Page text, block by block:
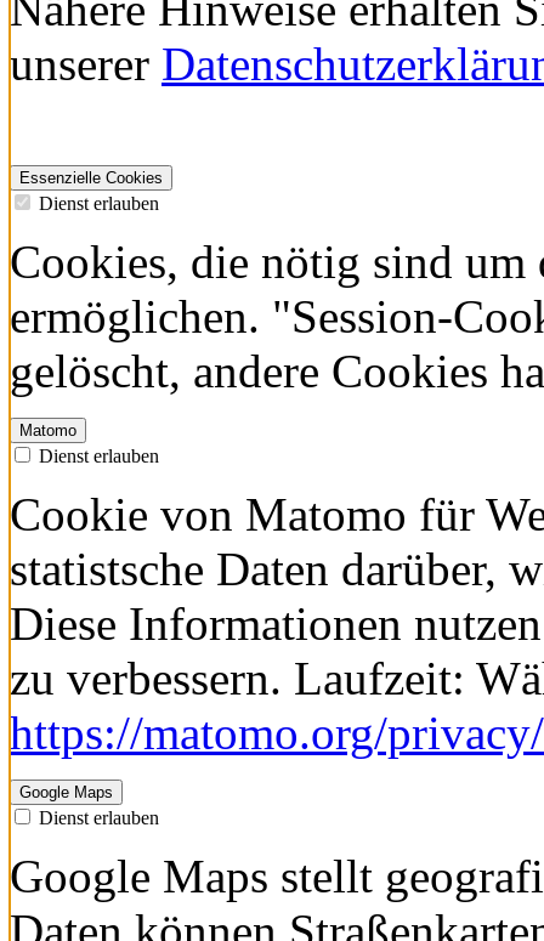
klicken Sie bitte auf die
Nähere Hinweise erhalten
unserer
Essenzielle Cookies
Dienst erlauben
Cookies, die nötig sind um
ermöglichen. "Session-
gelöscht, andere Cookies
Matomo
Dienst erlauben
Cookie von Matomo für
statistsche Daten darüber,
Diese Informationen
zu verbessern. Laufzeit:
https://matomo.org/privacy/
Google Maps
Dienst erlauben